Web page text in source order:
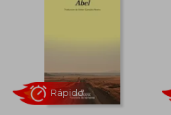
10%
dcto.
S/ 54,00
S/ 48,60